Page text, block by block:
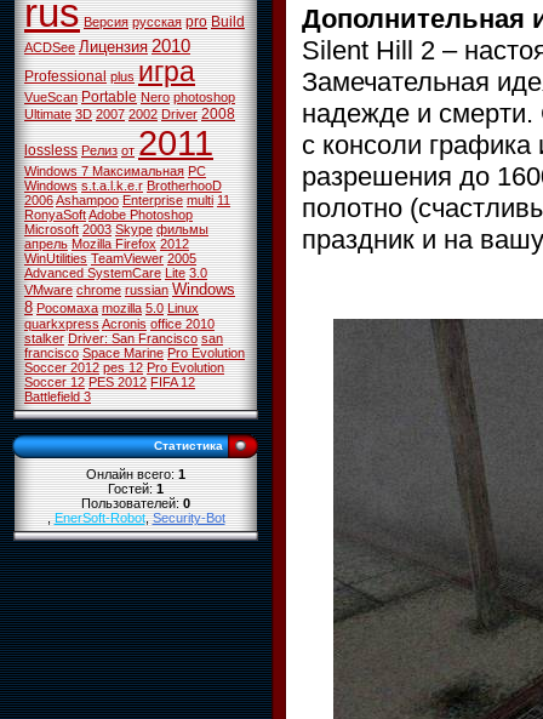
rus Версия русская pro Build
ACDSee Лицензия 2010
Professional plus игра
VueScan Portable Nero photoshop
Ultimate 3D 2007 2002 Driver 2008
lossless Релиз от 2011
Windows 7 Максимальная PC
Windows s.t.a.l.k.e.r BrotherhooD
2006Ashampoo Enterprise multi 11
RonyaSoftAdobe Photoshop
Microsoft 2003 Skype фильмы
апрель Mozilla Firefox 2012
WinUtilities TeamViewer 2005
Advanced SystemCare Lite 3.0
VMware chrome russian Windows
8 Росомаха mozilla 5.0 Linux
quarkxpressAcronis office 2010
stalker Driver: San Francisco san
francisco Space Marine Pro Evolution
Soccer 2012 pes 12 Pro Evolution
Soccer 12 PES 2012 FIFA 12
Battlefield 3
Статистика
Онлайн всего:1
Гостей:1
Пользователей:0
,EnerSoft-Robot,Security-Bot
Дополнительная
Silent Hill 2 –
Замечательная
надежде и смерти.
с консоли
разрешения до
полотно
праздник и на